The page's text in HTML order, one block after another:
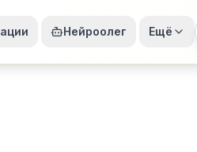
Нейроолег Ещё